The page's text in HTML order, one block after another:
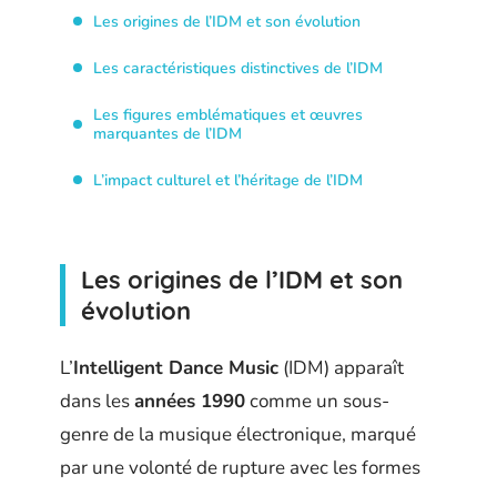
Les origines de l’IDM et son évolution
Les caractéristiques distinctives de l’IDM
Les figures emblématiques et œuvres
marquantes de l’IDM
L’impact culturel et l’héritage de l’IDM
Les origines de l’IDM et son
évolution
L’Intelligent Dance Music (IDM) apparaît
dans lesannées 1990comme un sous-
genre de la musique électronique, marqué
par une volonté de rupture avec les formes